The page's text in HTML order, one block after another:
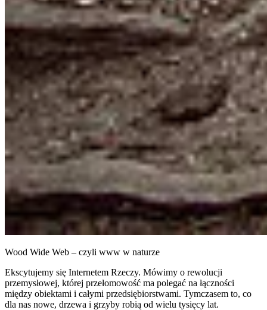
Wood Wide Web – czyli www w naturze
Ekscytujemy się Internetem Rzeczy. Mówimy o rewolucji
przemysłowej, której przełomowość ma polegać na łączności
między obiektami i całymi przedsiębiorstwami. Tymczasem to, co
dla nas nowe, drzewa i grzyby robią od wielu tysięcy lat.